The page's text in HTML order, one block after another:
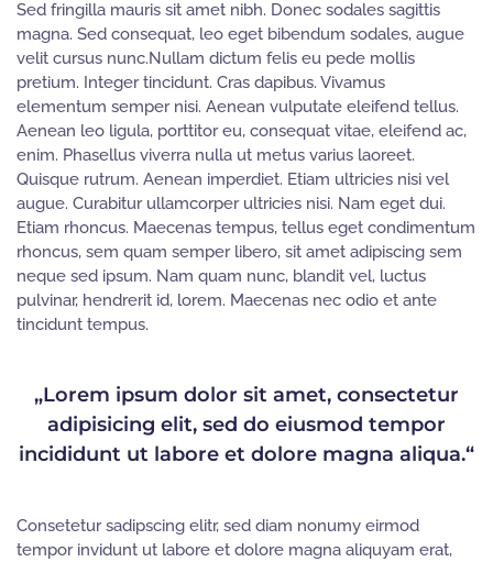
Sed fringilla mauris sit amet nibh. Donec sodales sagittis
magna. Sed consequat, leo eget bibendum sodales, augue
velit cursus nunc.Nullam dictum felis eu pede mollis
pretium. Integer tincidunt. Cras dapibus. Vivamus
elementum semper nisi. Aenean vulputate eleifend tellus.
Aenean leo ligula, porttitor eu, consequat vitae, eleifend ac,
enim. Phasellus viverra nulla ut metus varius laoreet.
Quisque rutrum. Aenean imperdiet. Etiam ultricies nisi vel
augue. Curabitur ullamcorper ultricies nisi. Nam eget dui.
Etiam rhoncus. Maecenas tempus, tellus eget condimentum
rhoncus, sem quam semper libero, sit amet adipiscing sem
neque sed ipsum. Nam quam nunc, blandit vel, luctus
pulvinar, hendrerit id, lorem. Maecenas nec odio et ante
tincidunt tempus.
„Lorem ipsum dolor sit amet, consectetur
adipisicing elit, sed do eiusmod tempor
incididunt ut labore et dolore magna aliqua.“
Consetetur sadipscing elitr, sed diam nonumy eirmod
tempor invidunt ut labore et dolore magna aliquyam erat,